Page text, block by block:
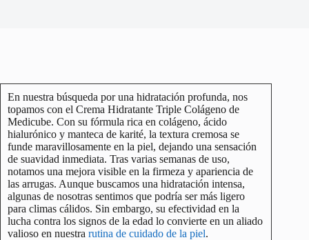
En nuestra búsqueda por una hidratación profunda, nos
topamos con el Crema Hidratante Triple Colágeno de
Medicube. Con su fórmula rica en colágeno, ácido
hialurónico y manteca de karité, la textura cremosa se
funde maravillosamente en la piel, dejando una sensación
de suavidad inmediata. Tras varias semanas de uso,
notamos una mejora visible en la firmeza y apariencia de
las arrugas. Aunque buscamos una hidratación intensa,
algunas de nosotras sentimos que podría ser más ligero
para climas cálidos. Sin embargo, su efectividad en la
lucha contra los signos de la edad lo convierte en un aliado
valioso en nuestra rutina de cuidado de la piel.